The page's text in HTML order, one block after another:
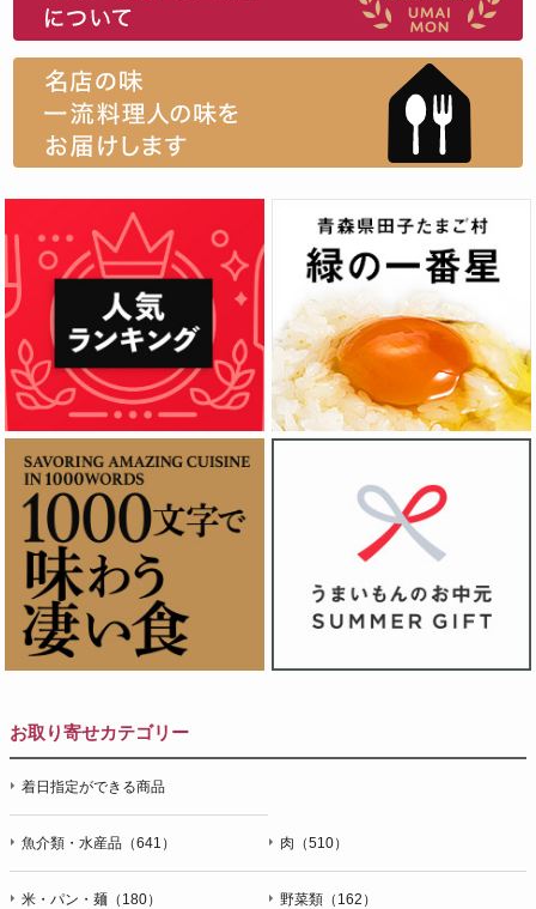
お取り寄せカテゴリー
着日指定ができる商品
魚介類・水産品（641） 肉（510）
米・パン・麺（180） 野菜類（162）